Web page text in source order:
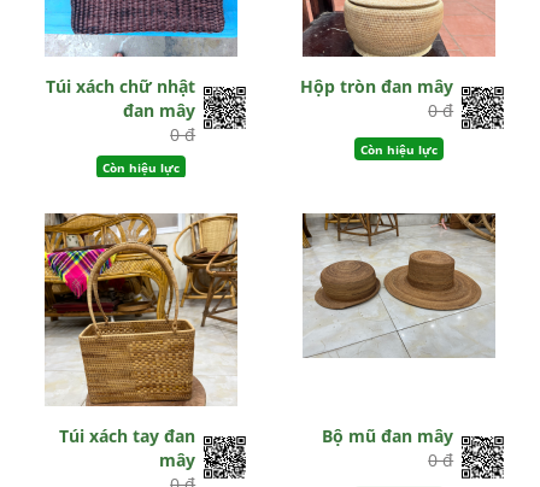
Túi xách chữ nhật
đan mây
0 đ
Còn hiệu lực
Hộp tròn đan mây
0 đ
Còn hiệu lực
Túi xách tay đan
mây
Bộ mũ đan mây
0 đ